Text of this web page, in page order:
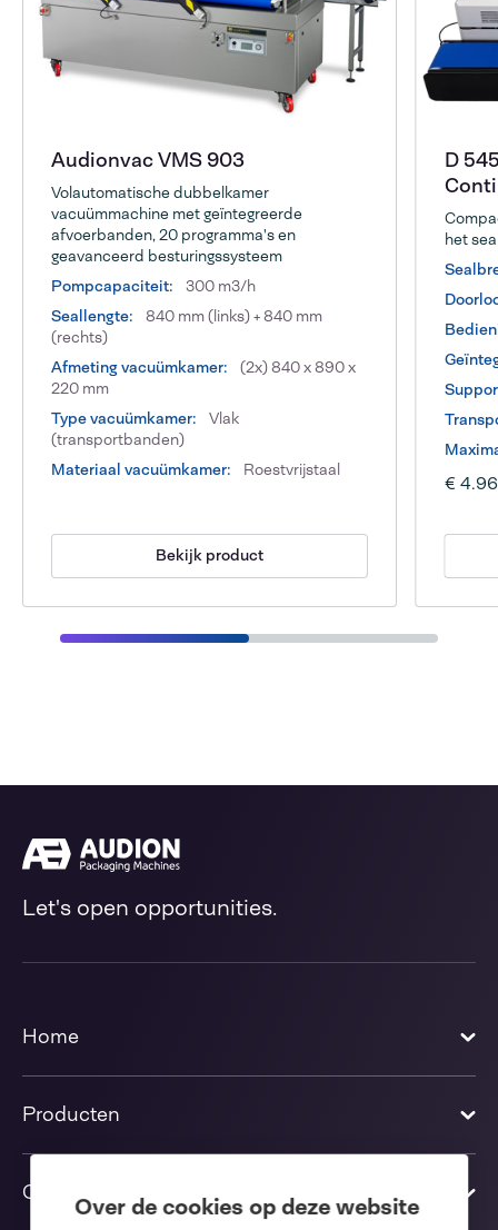
Over de cookies op deze website
Audionvac VMS 903
Volautomatische dubbelkamer
vacuümmachine met geïntegreerde
afvoerbanden, 20 programma's en
geavanceerd besturingssysteem
Pompcapaciteit:
300 m3/h
Seallengte:
840 mm (links) + 840 mm
(rechts)
Afmeting vacuümkamer:
(2x) 840 x 890 x
220 mm
Type vacuümkamer:
Vlak
(transportbanden)
Materiaal vacuümkamer:
Roestvrijstaal
Bekijk product
D
het
€
Let's open opportunities.
Home
Producten
Oplossingen